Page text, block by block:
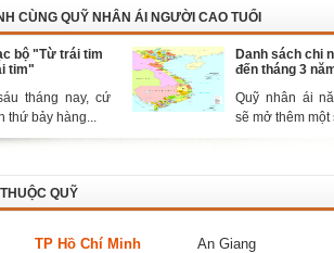
CÙNG QUỸ NHÂN ÁI NGƯỜI CAO TUỔI
bộ "Từ trái tim
tim"
tháng nay, cứ
thứ bảy hàng...
Danh sách chi
đến tháng 3
Quỹ nhân ái
sẽ mở thêm một
QUỸ
TP Hồ Chí Minh An Giang